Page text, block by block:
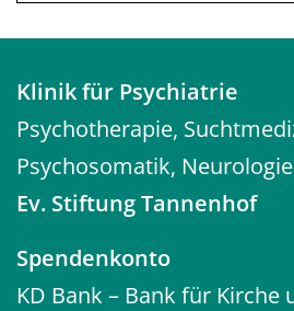
Klinik für Psychiatrie
Psychotherapie,
Psychosomatik, Neurologie
Ev. Stiftung Tannenhof
Spendenkonto
KD Bank – Bank für Kirche